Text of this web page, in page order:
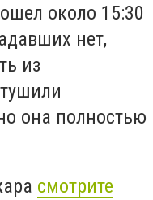
около 15:30
нет,
из
она полностью
смотрите